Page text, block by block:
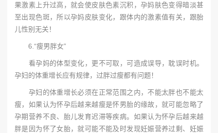
果激素上升过高，就会使皮肤色素沉积，孕妈肤色变得暗淡甚
至出现色斑，所以孕妈皮肤变化，跟体内的激素值有关，跟胎
儿性别无关！
6.“瘦男胖女”
看孕妈的体型变化，更不可取，可造成误导，耽误时机。
孕妇的体重增长应有规律，过胖过瘦都有问题！
孕妇的体重增长必须在正常范围之内，不能太胖也不能太
瘦，如果认为怀孕后越来越瘦是怀男胎的缘故，就可能忽略了
孕期营养不良、胎儿发育迟滞等疾病。如果认为怀孕后越来越
胖是因为怀了女胎，就可能不能及时发现妊娠营养过剩、妊娠